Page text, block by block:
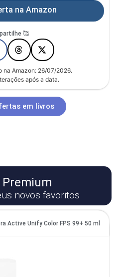
na Amazon
🥰
na Amazon: 26/07/2026.
após a data.
em livros
Premium
novos favoritos
Active Unify Color FPS 99+ 50 ml